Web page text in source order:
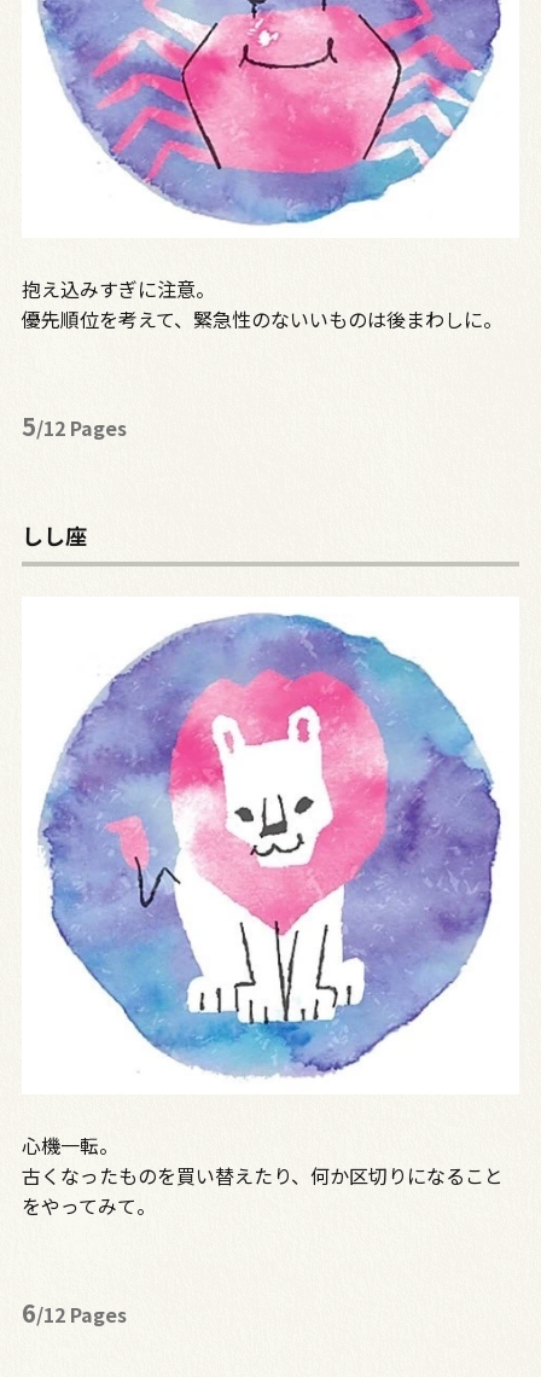
抱え込みすぎに注意。
優先順位を考えて、緊急性のないいものは後まわしに。
5/12 Pages
しし座
心機一転。
古くなったものを買い替えたり、何か区切りになること
をやってみて。
6/12 Pages